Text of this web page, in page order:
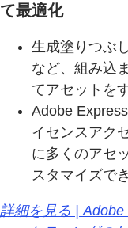
て最適化
生成塗りつぶ
など、組み込
てアセットを
Adobe
イセンスアク
に多くのアセ
スタマイズで
詳細を見る |